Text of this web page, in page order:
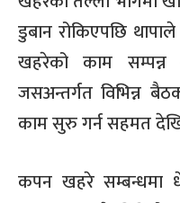
डुबान रोकिएपछि
खहरेको काम सम्पन्न
जसअन्तर्गत विभिन्न
काम सुरु गर्न सहमत
कपन खहरे सम्बन्धमा